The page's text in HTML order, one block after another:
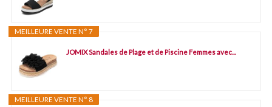
MEILLEURE VENTE N° 7
JOMIX Sandales de Plage et de Piscine Femmes avec...
MEILLEURE VENTE N° 8